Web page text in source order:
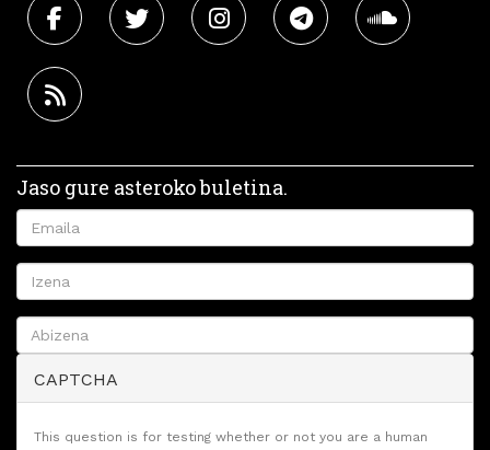
Jaso gure asteroko buletina.
CAPTCHA
This question is for testing whether or not you are a human